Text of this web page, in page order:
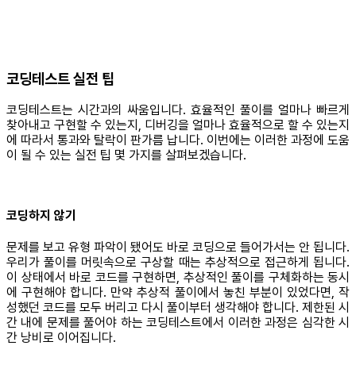
코딩테스트 실전 팁
코딩테스트는 시간과의 싸움입니다. 효율적인 풀이를 얼마나 빠르게
찾아내고 구현할 수 있는지, 디버깅을 얼마나 효율적으로 할 수 있는지
에 따라서 통과와 탈락이 판가름 납니다. 이번에는 이러한 과정에 도움
이 될 수 있는 실전 팁 몇 가지를 살펴보겠습니다.
코딩하지 않기
문제를 보고 유형 파악이 됐어도 바로 코딩으로 들어가서는 안 됩니다.
우리가 풀이를 머릿속으로 구상할 때는 추상적으로 접근하게 됩니다.
이 상태에서 바로 코드를 구현하면, 추상적인 풀이를 구체화하는 동시
에 구현해야 합니다. 만약 추상적 풀이에서 놓친 부분이 있었다면, 작
성했던 코드를 모두 버리고 다시 풀이부터 생각해야 합니다. 제한된 시
간 내에 문제를 풀어야 하는 코딩테스트에서 이러한 과정은 심각한 시
간 낭비로 이어집니다.